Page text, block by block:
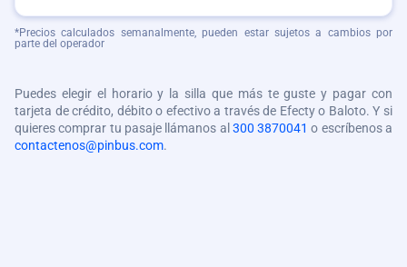
*Precios calculados semanalmente, pueden estar sujetos a cambios por
parte del operador
Puedes elegir el horario y la silla que más te guste y pagar con
tarjeta de crédito, débito o efectivo a través de Efecty o Baloto. Y si
quieres comprar tu pasaje llámanos al 300 3870041 o escríbenos a
contactenos@pinbus.com.